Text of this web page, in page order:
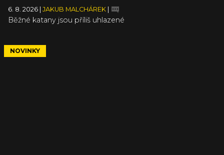
6. 8. 2026 | JAKUB MALCHÁREK |
Běžné katany jsou příliš uhlazené
NOVINKY